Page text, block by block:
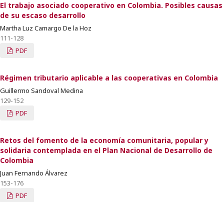
El trabajo asociado cooperativo en Colombia. Posibles causas
de su escaso desarrollo
Martha Luz Camargo De la Hoz
111-128
PDF
Régimen tributario aplicable a las cooperativas en Colombia
Guillermo Sandoval Medina
129-152
PDF
Retos del fomento de la economía comunitaria, popular y
solidaria contemplada en el Plan Nacional de Desarrollo de
Colombia
Juan Fernando Álvarez
153-176
PDF